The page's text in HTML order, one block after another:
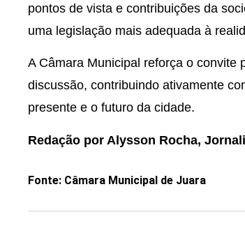
pontos de vista e contribuições da
uma legislação mais adequada à
A Câmara Municipal reforça o convite
discussão, contribuindo ativamente
presente e o futuro da cidade.
Redação por Alysson Rocha,
Fonte: Câmara Municipal de Juara